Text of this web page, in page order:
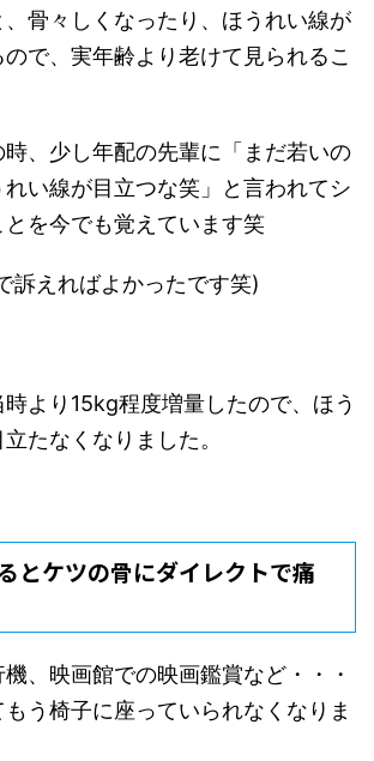
骨々しくなったり、ほうれい線が
で、実年齢より老けて見られるこ
、少し年配の先輩に「まだ若いの
い線が目立つな笑」と言われてシ
とを今でも覚えています笑
訴えればよかったです笑)
より 15kg程度増量したので、ほう
たなくなりました。
とケツの骨にダイレクトで痛
、映画館での映画鑑賞など・・・
う椅子に座っていられなくなりま